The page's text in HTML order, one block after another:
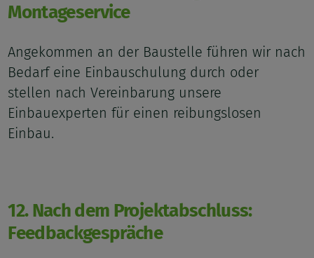
Montageservice
Angekommen an der Baustelle führen wir nach
Bedarf eine Einbauschulung durch oder
stellen nach Vereinbarung unsere
Einbauexperten für einen reibungslosen
Einbau.
12. Nach dem Projektabschluss:
Feedbackgespräche